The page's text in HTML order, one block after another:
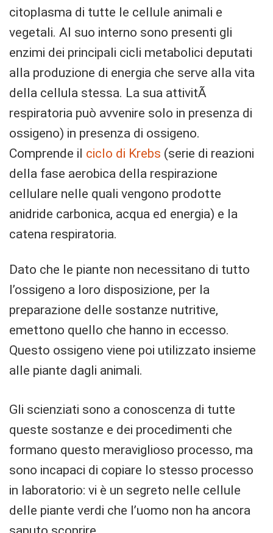
citoplasma di tutte le cellule animali e
vegetali. Al suo interno sono presenti gli
enzimi dei principali cicli metabolici deputati
alla produzione di energia che serve alla vita
della cellula stessa. La sua attivitÃ
respiratoria può avvenire solo in presenza di
ossigeno) in presenza di ossigeno.
Comprende il ciclo di Krebs (serie di reazioni
della fase aerobica della respirazione
cellulare nelle quali vengono prodotte
anidride carbonica, acqua ed energia) e la
catena respiratoria.
Dato che le piante non necessitano di tutto
l’ossigeno a loro disposizione, per la
preparazione delle sostanze nutritive,
emettono quello che hanno in eccesso.
Questo ossigeno viene poi utilizzato insieme
alle piante dagli animali.
Gli scienziati sono a conoscenza di tutte
queste sostanze e dei procedimenti che
formano questo meraviglioso processo, ma
sono incapaci di copiare lo stesso processo
in laboratorio: vi è un segreto nelle cellule
delle piante verdi che l’uomo non ha ancora